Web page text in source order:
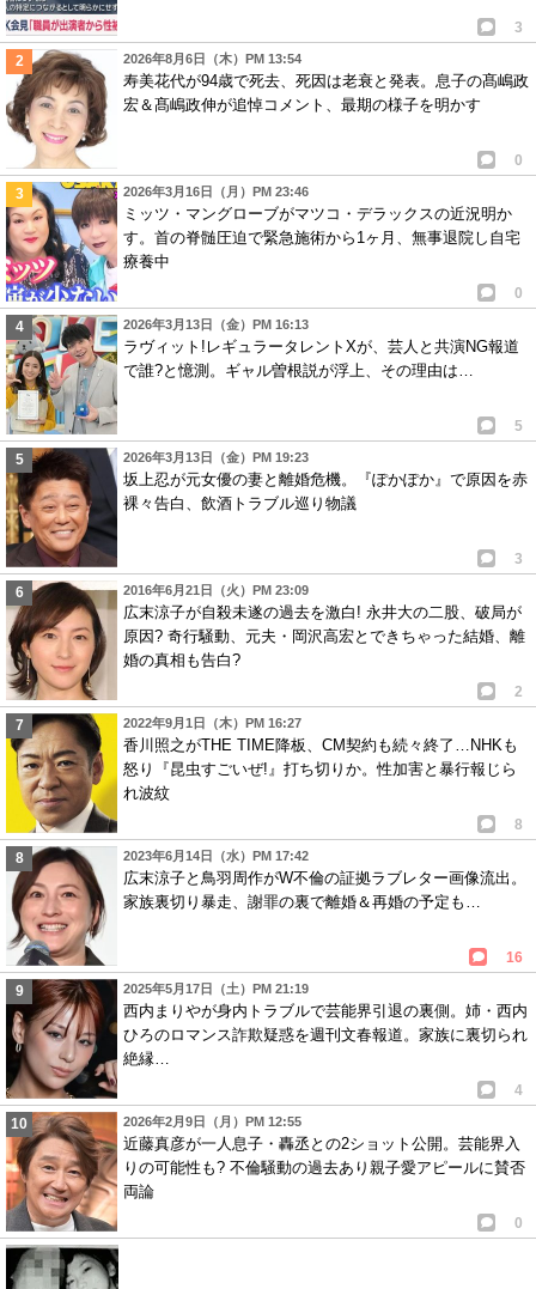
3
2026年8月6日（木）PM 13:54
寿美花代が94歳で死去、死因は老衰と発表。息子の髙嶋政
宏＆髙嶋政伸が追悼コメント、最期の様子を明かす
0
2026年3月16日（月）PM 23:46
ミッツ・マングローブがマツコ・デラックスの近況明か
す。首の脊髄圧迫で緊急施術から1ヶ月、無事退院し自宅
療養中
0
2026年3月13日（金）PM 16:13
ラヴィット!レギュラータレントXが、芸人と共演NG報道
で誰?と憶測。ギャル曽根説が浮上、その理由は…
5
2026年3月13日（金）PM 19:23
坂上忍が元女優の妻と離婚危機。『ぽかぽか』で原因を赤
裸々告白、飲酒トラブル巡り物議
3
2016年6月21日（火）PM 23:09
広末涼子が自殺未遂の過去を激白! 永井大の二股、破局が
原因? 奇行騒動、元夫・岡沢高宏とできちゃった結婚、離
婚の真相も告白?
2
2022年9月1日（木）PM 16:27
香川照之がTHE TIME降板、CM契約も続々終了…NHKも
怒り『昆虫すごいぜ!』打ち切りか。性加害と暴行報じら
れ波紋
8
2023年6月14日（水）PM 17:42
広末涼子と鳥羽周作がW不倫の証拠ラブレター画像流出。
家族裏切り暴走、謝罪の裏で離婚＆再婚の予定も…
16
2025年5月17日（土）PM 21:19
西内まりやが身内トラブルで芸能界引退の裏側。姉・西内
ひろのロマンス詐欺疑惑を週刊文春報道。家族に裏切られ
絶縁…
4
2026年2月9日（月）PM 12:55
近藤真彦が一人息子・轟丞との2ショット公開。芸能界入
りの可能性も? 不倫騒動の過去あり親子愛アピールに賛否
両論
0